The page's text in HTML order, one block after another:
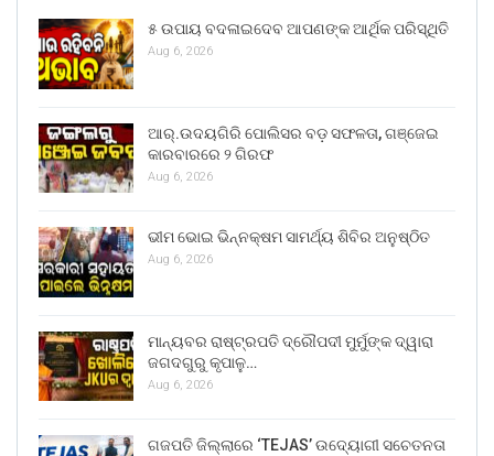
୫ ଉପାୟ ବଦଳାଇଦେବ ଆପଣଙ୍କ ଆର୍ଥିକ ପରିସ୍ଥିତି
Aug 6, 2026
ଆର୍.ଉଦୟଗିରି ପୋଲିସର ବଡ଼ ସଫଳତା, ଗଞ୍ଜେଇ
କାରବାରରେ ୨ ଗିରଫ
Aug 6, 2026
ଭୀମ ଭୋଇ ଭିନ୍ନକ୍ଷମ ସାମର୍ଥ୍ୟ ଶିବିର ଅନୁଷ୍ଠିତ
Aug 6, 2026
ମାନ୍ୟବର ରାଷ୍ଟ୍ରପତି ଦ୍ରୌପଦୀ ମୁର୍ମୁଙ୍କ ଦ୍ୱାରା
ଜଗଦଗୁରୁ କୃପାଳୁ…
Aug 6, 2026
ଗଜପତି ଜିଲ୍ଲାରେ ‘TEJAS’ ଉଦ୍ୟୋଗୀ ସଚେତନତା